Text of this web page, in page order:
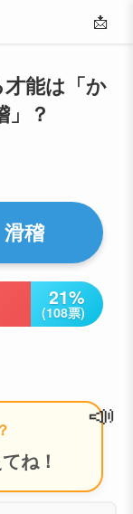
📩
才能は「か
」？
滑稽
21%
(108票)
ね！
📣